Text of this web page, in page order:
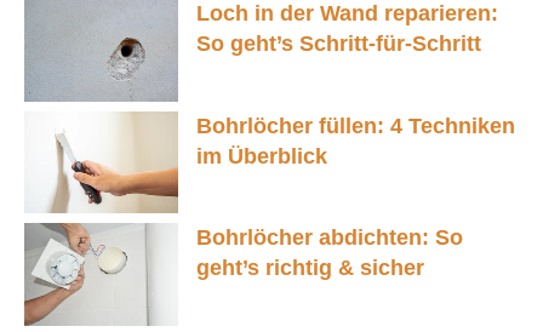
Loch in der Wand reparieren:
So geht’s Schritt-für-Schritt
Bohrlöcher füllen: 4 Techniken
im Überblick
Bohrlöcher abdichten: So
geht’s richtig & sicher